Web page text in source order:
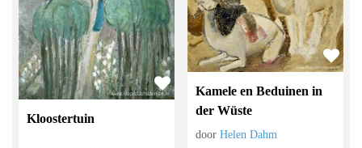
Kloostertuin
Kamele en Beduinen in
der Wüste
doorHelen Dahm